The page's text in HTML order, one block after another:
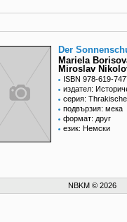
Der
Mariela
Miroslav
ISBN 978-619-
издател:
серия:
подвързия: мека
формат: друг
език: Немски
NBKM © 2026